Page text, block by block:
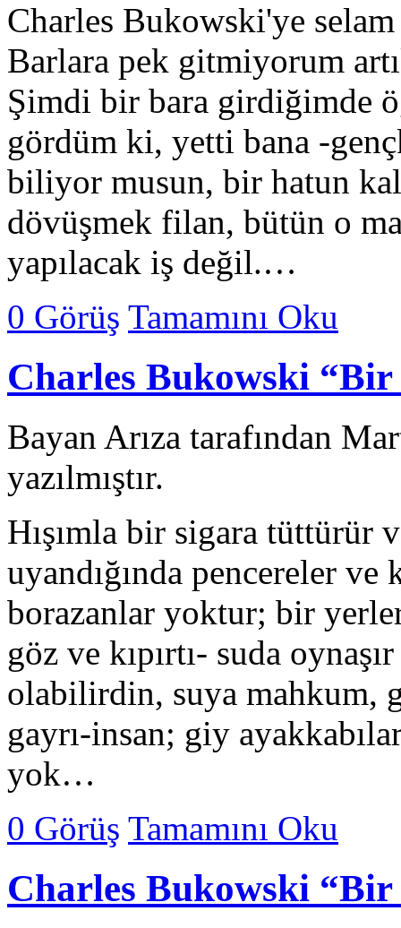
Charles Bukowski'ye
Barlara pek gitmiyorum
Şimdi bir bara girdiğimde
gördüm ki, yetti bana -
biliyor musun, bir hatun
dövüşmek filan, bütün o
yapılacak iş değil.…
0 Görüş Tamamını Oku
Charles Bukowski
Bayan Arıza tarafından
yazılmıştır.
Hışımla bir sigara tüttürür
uyandığında pencereler ve
borazanlar yoktur; bir
göz ve kıpırtı- suda
olabilirdin, suya mahkum,
gayrı-insan; giy
yok…
0 Görüş Tamamını Oku
Charles Bukowski “Bir